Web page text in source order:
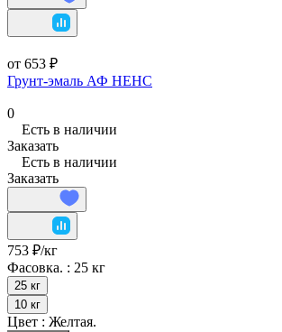
от 653 ₽
Грунт-эмаль АФ НЕНС
0
Есть в наличии
Заказать
Есть в наличии
Заказать
753 ₽/кг
Фасовка. : 25 кг
25 кг
10 кг
Цвет : Желтая.